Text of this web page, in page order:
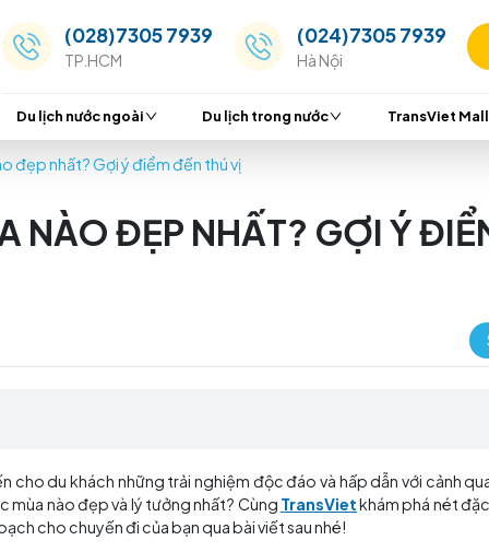
(028)7305 7939
Hà Nội
Du lịch nước ngoài Du lịch trong nước
MÙA NÀO ĐẸP NHẤT?